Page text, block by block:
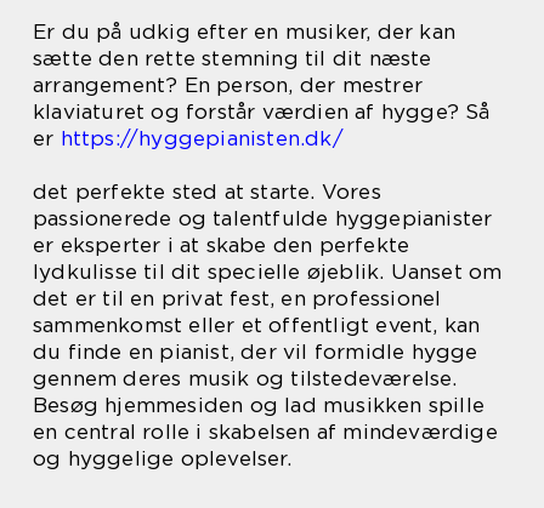
Er du på udkig efter en musiker, der kan
sætte den rette stemning til dit næste
arrangement? En person, der mestrer
klaviaturet og forstår værdien af hygge? Så
er https://hyggepianisten.dk/
det perfekte sted at starte. Vores
passionerede og talentfulde hyggepianister
er eksperter i at skabe den perfekte
lydkulisse til dit specielle øjeblik. Uanset om
det er til en privat fest, en professionel
sammenkomst eller et offentligt event, kan
du finde en pianist, der vil formidle hygge
gennem deres musik og tilstedeværelse.
Besøg hjemmesiden og lad musikken spille
en central rolle i skabelsen af mindeværdige
og hyggelige oplevelser.